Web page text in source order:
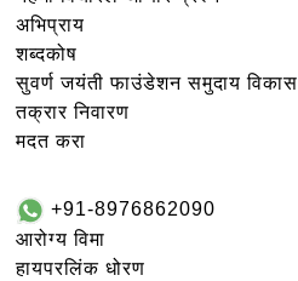
अभिप्राय
शब्दकोष
सुवर्ण जयंती फाउंडेशन समुदाय विकास
तक्रार निवारण
मदत करा
+91-8976862090
आरोग्य विमा
हायपरलिंक धोरण